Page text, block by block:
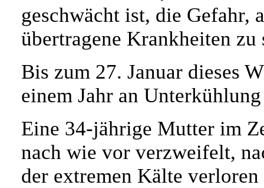
geschwächt ist, die Gefahr,
übertragene Krankheiten zu
Bis zum 27. Januar dieses
einem Jahr an
Eine 34-jährige Mutter im
nach wie vor verzweifelt,
der extremen Kälte verloren